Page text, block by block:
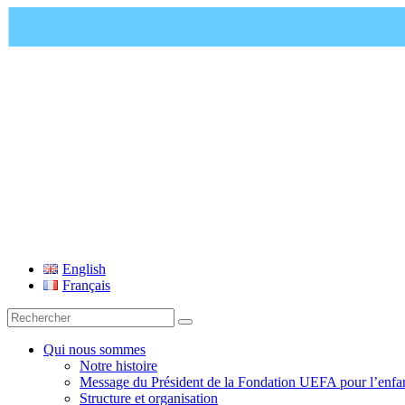
Fondation UEFA
English
Français
Recherche
pour
Qui nous sommes
Notre histoire
Message du Président de la Fondation UEFA pour
Structure et organisation